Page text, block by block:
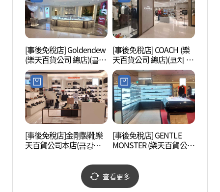
[事後免稅店] Goldendew
(樂天百貨公司 總店)(골든
듀 롯데백화점 본점)
[事後免稅店] COACH (樂
天百貨公司 總店)(코치 롯
데백화점 본점)
[事後免稅店]金剛製靴樂
天百貨公司本店(금강제
[事後免稅店] GENTLE
MONSTER (樂天百貨公司
화점 본점)
查看更多